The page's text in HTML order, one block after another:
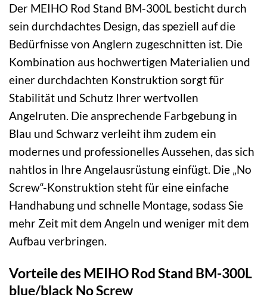
Der MEIHO Rod Stand BM-300L besticht durch
sein durchdachtes Design, das speziell auf die
Bedürfnisse von Anglern zugeschnitten ist. Die
Kombination aus hochwertigen Materialien und
einer durchdachten Konstruktion sorgt für
Stabilität und Schutz Ihrer wertvollen
Angelruten. Die ansprechende Farbgebung in
Blau und Schwarz verleiht ihm zudem ein
modernes und professionelles Aussehen, das sich
nahtlos in Ihre Angelausrüstung einfügt. Die „No
Screw“-Konstruktion steht für eine einfache
Handhabung und schnelle Montage, sodass Sie
mehr Zeit mit dem Angeln und weniger mit dem
Aufbau verbringen.
Vorteile des MEIHO Rod Stand BM-300L
blue/black No Screw